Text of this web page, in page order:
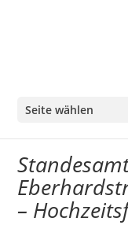
Seite wählen
–